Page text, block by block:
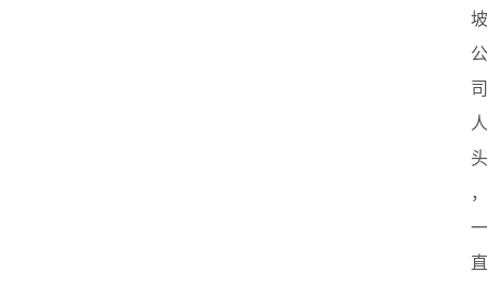
坡
公
司
人
头
，
一
直